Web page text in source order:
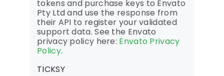
tokens and purchase keys to Envato
Pty Ltd and use the response from
their API to register your validated
support data. See the Envato
privacy policy here: Envato Privacy
Policy.
TICKSY